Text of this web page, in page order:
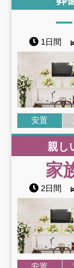
1日間
安置
親し
家
2日間